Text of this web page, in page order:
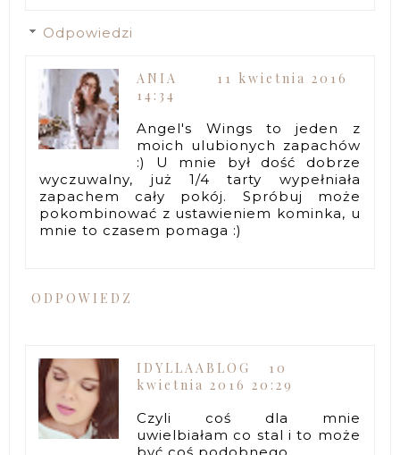
Odpowiedzi
ANIA
11 kwietnia 2016
14:34
Angel's Wings to jeden z
moich ulubionych zapachów
:) U mnie był dość dobrze
wyczuwalny, już 1/4 tarty wypełniała
zapachem cały pokój. Spróbuj może
pokombinować z ustawieniem kominka, u
mnie to czasem pomaga :)
ODPOWIEDZ
IDYLLAABLOG
10
kwietnia 2016 20:29
Czyli coś dla mnie
uwielbiałam co stal i to może